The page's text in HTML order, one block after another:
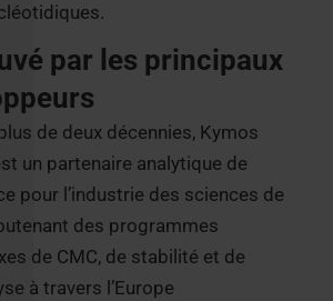
par les principaux
de deux décennies, Kymos
un partenaire analytique de
pour l’industrie des sciences de
des programmes
de CMC, de stabilité et de
à travers l’Europe